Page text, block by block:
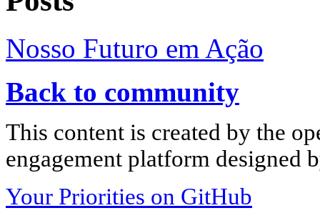
Nosso Futuro em Ação
Back to community
This content is created by the
engagement platform designed
Your Priorities on GitHub